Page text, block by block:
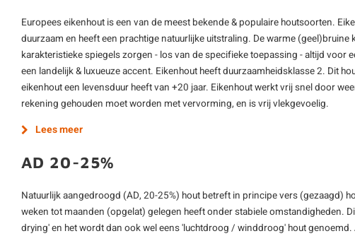
Europees eikenhout is een van de meest bekende & populaire houtsoorten.
duurzaam en heeft een prachtige natuurlijke uitstraling. De warme
karakteristieke spiegels zorgen - los van de specifieke toepassing - altijd voor
een landelijk & luxueuze accent. Eikenhout heeft duurzaamheidsklasse 2. Dit
eikenhout een levensduur heeft van +20 jaar. Eikenhout werkt vrij snel door
rekening gehouden moet worden met vervorming, en is vrij vlekgevoelig.
Lees meer
AD 20-25%
Natuurlijk aangedroogd (AD, 20-25%) hout betreft in principe vers (gezaagd)
weken tot maanden (opgelat) gelegen heeft onder stabiele omstandigheden.
drying' en het wordt dan ook wel eens 'luchtdroog / winddroog' hout genoemd.